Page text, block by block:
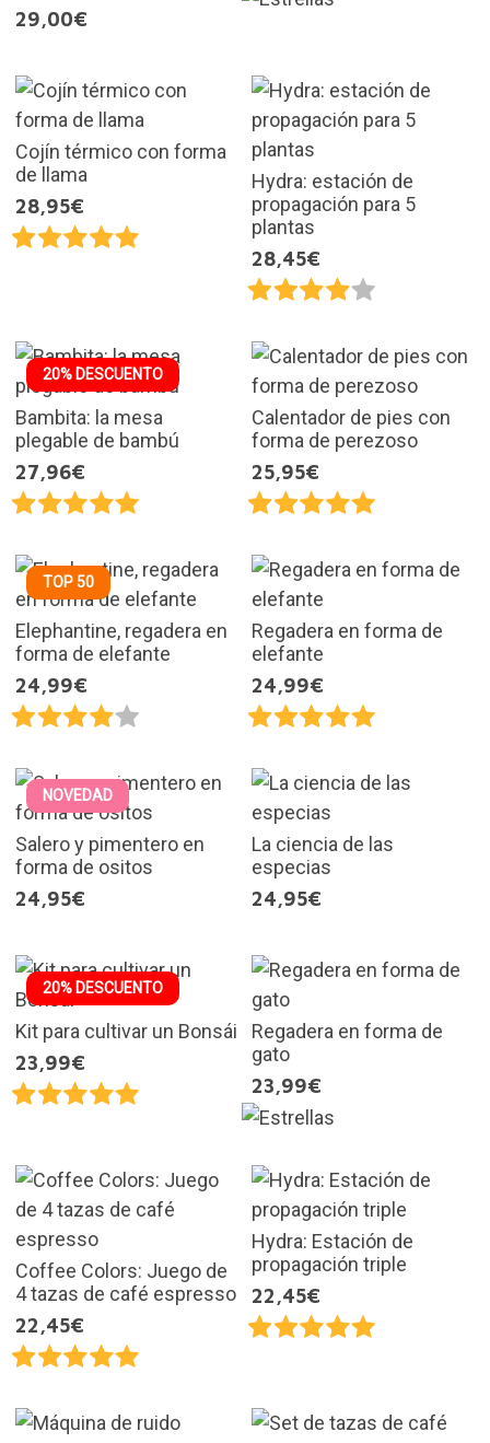
29,00€
Cojín térmico con forma
de llama
28,95€
Hydra: estación de
propagación para 5
plantas
28,45€
20% DESCUENTO
Bambita: la mesa
plegable de bambú
27,96€
Calentador de pies con
forma de perezoso
25,95€
TOP 50
Elephantine, regadera en
forma de elefante
24,99€
Regadera en forma de
elefante
24,99€
NOVEDAD
Salero y pimentero en
forma de ositos
24,95€
La ciencia de las
especias
24,95€
20% DESCUENTO
Kit para cultivar un Bonsái
23,99€
Regadera en forma de
gato
23,99€
Coffee Colors: Juego de
4 tazas de café espresso
22,45€
Hydra: Estación de
propagación triple
22,45€